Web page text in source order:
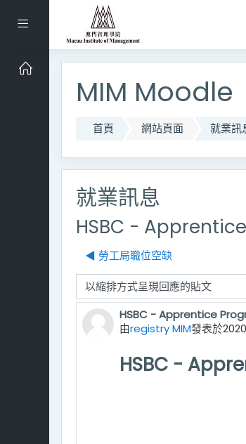
側板
跳到主要內容
MIM Moodle
首頁 網站頁面 就業訊
就業訊息
HSBC -
◀︎ 勞工局職位空缺
顯示模式
HSBC - Apprentice
由registry MIM發表於
Number of replies: 0
HSBC -